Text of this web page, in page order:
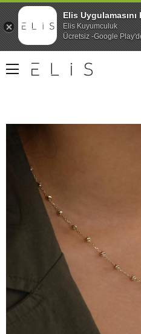
Elis Uygulamasını
Elis Kuyumculuk
Ücretsiz -Google